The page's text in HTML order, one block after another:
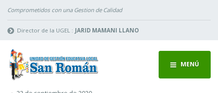
Comprometidos con una Gestion de Calidad
Director de la UGEL : JARID MAMANI LLANO
MENÚ